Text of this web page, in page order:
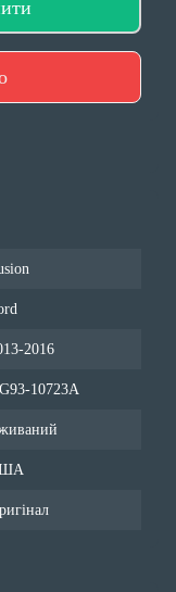
2016
10723A